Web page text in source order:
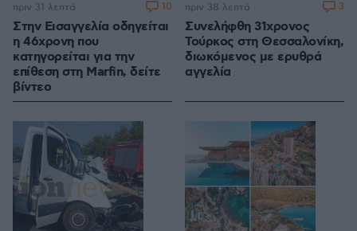
Στην Εισαγγελία οδηγείται
η 46χρονη που
κατηγορείται για την
επίθεση στη Marfin, δείτε
βίντεο
πριν 31 λεπτά 10
Συνελήφθη 31χρονος
Τούρκος στη Θεσσαλονίκη,
διωκόμενος με ερυθρά
αγγελία
πριν 38 λεπτά 3